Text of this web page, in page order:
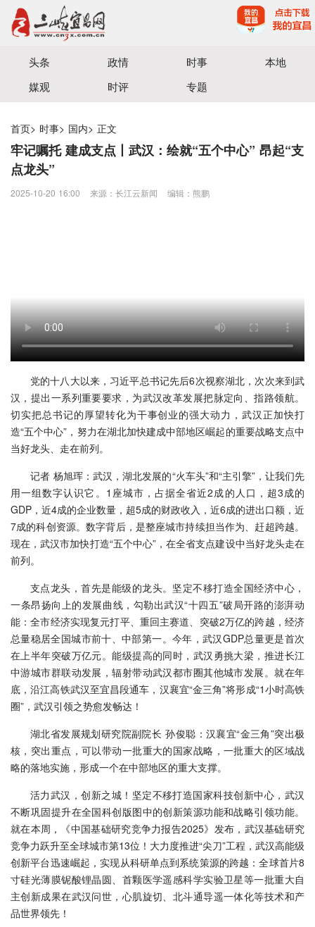
宜昌三峡融媒体中心主办
头条 政情 时事
本地
媒观
时评 专题
首页> 时事> 国内> 正文
牢记嘱托 建成支点丨武汉：绘就“五个中心” 昂起“支
点龙头”
2025-10-20 16:00 来源：长江云新闻 编辑：熊鹏
党的十八大以来，习近平总书记先后6次视察湖北，次次来到武
汉，提出一系列重要要求，为武汉改革发展把脉定向、指路领航。
切实把总书记的厚望转化为干事创业的强大动力，武汉正加快打
造“五个中心”，努力在湖北加快建成中部地区崛起的重要战略支点中
当好龙头、走在前列。
记者 杨旭珲：武汉，湖北发展的“火车头”和“主引擎”，让我们先
用一组数字认识它。1座城市，占据全省近2成的人口，超3成的
GDP，近4成的企业数量，超5成的财政收入，近6成的进出口额，近
7成的科创资源。数字背后，是整座城市持续担当作为、赶超跨越。
现在，武汉市加快打造“五个中心”，在全省支点建设中当好龙头走在
前列。
支点龙头，首先是能级的龙头。坚定不移打造全国经济中心，
一条昂扬向上的发展曲线，勾勒出武汉“十四五”破局开路的澎湃动
能：全市经济实现复元打平、重回主赛道、突破2万亿的跨越，经济
总量稳居全国城市前十、中部第一。今年，武汉GDP总量更是首次
在上半年突破万亿元。能级提高的同时，武汉勇挑大梁，推进长江
中游城市群联动发展，辐射带动武汉都市圈其他城市发展。就在年
底，沿江高铁武汉至宜昌段通车，汉襄宜“金三角”将形成“1小时高铁
圈”，武汉引领之势愈发畅达！
湖北省发展规划研究院副院长 孙俊聪：汉襄宜“金三角”突出极
核，突出重点，可以带动一批重大的国家战略，一批重大的区域战
略的落地实施，形成一个在中部地区的重大支撑。
活力武汉，创新之城！坚定不移打造国家科技创新中心，武汉
不断巩固提升在全国科创版图中的创新策源功能和战略引领功能。
就在本周，《中国基础研究竞争力报告2025》发布，武汉基础研究
竞争力跃升至全球城市第13位！大力度推进“尖刀”工程，武汉高能级
创新平台迅速崛起，实现从科研单点到系统策源的跨越：全球首片8
寸硅光薄膜铌酸锂晶圆、首颗医学遥感科学实验卫星等一批重大自
主创新成果在武汉问世，心肌旋切、北斗通导遥一体化等技术和产
品世界领先！